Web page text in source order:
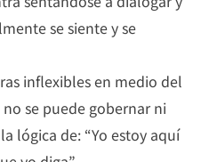
se siente y se
inflexibles en medio del
se puede gobernar ni
lógica de: “Yo estoy aquí